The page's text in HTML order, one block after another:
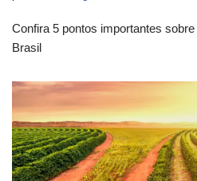
Confira 5 pontos importantes
Brasil